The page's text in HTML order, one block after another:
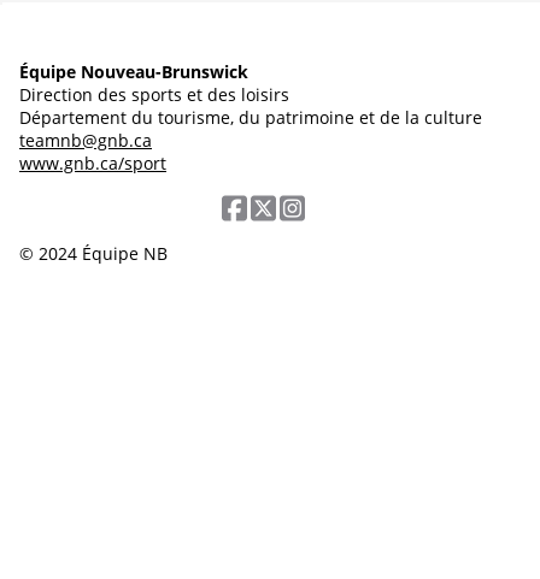
Équipe Nouveau-Brunswick
Direction des sports et des loisirs
Département du tourisme, du patrimoine et de la culture
teamnb@gnb.ca
www.gnb.ca/sport
© 2024 Équipe NB